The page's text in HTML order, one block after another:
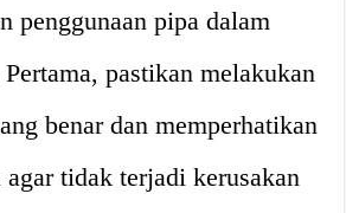
penggunaan pipa dalam
pastikan melakukan
benar dan memperhatikan
agar tidak terjadi kerusakan